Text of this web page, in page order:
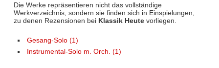
Die Werke repräsentieren nicht das vollständige
Werkverzeichnis, sondern sie finden sich in Einspielungen,
zu denen Rezensionen bei Klassik Heutevorliegen.
Gesang-Solo (1)
Instrumental-Solo m. Orch. (1)